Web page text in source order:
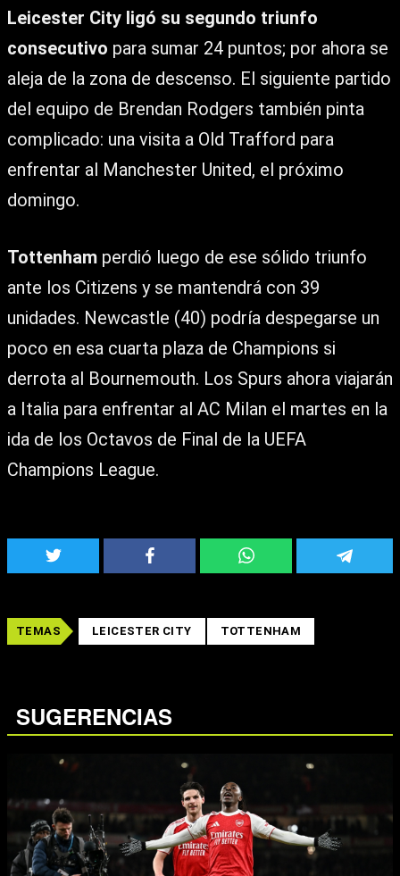
Leicester City ligó su segundo triunfo
consecutivo para sumar 24 puntos; por ahora se
aleja de la zona de descenso. El siguiente partido
del equipo de Brendan Rodgers también pinta
complicado: una visita a Old Trafford para
enfrentar al Manchester United, el próximo
domingo.
Tottenham perdió luego de ese sólido triunfo
ante los Citizens y se mantendrá con 39
unidades. Newcastle (40) podría despegarse un
poco en esa cuarta plaza de Champions si
derrota al Bournemouth. Los Spurs ahora viajarán
a Italia para enfrentar al AC Milan el martes en la
ida de los Octavos de Final de la UEFA
Champions League.
TEMAS LEICESTER CITY TOTTENHAM
SUGERENCIAS